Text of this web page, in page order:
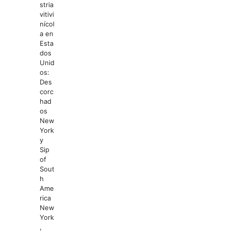
stria
vitivi
nícol
a en
Esta
dos
Unid
os:
Des
corc
had
os
New
York
y
Sip
of
Sout
h
Ame
rica
New
York
,